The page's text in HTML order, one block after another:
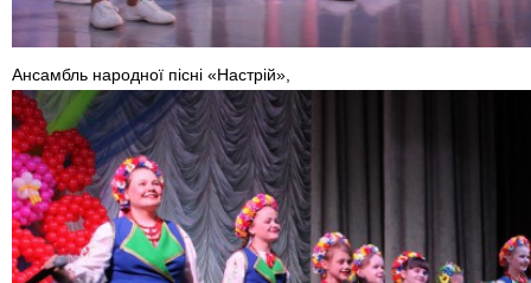
Ансамбль народної пісні «Настрій»,